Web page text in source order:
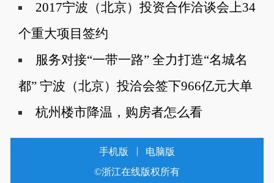
2017宁波（北京）投资合作洽谈会上34
个重大项目签约
服务对接“一带一路” 全力打造“名城名
都” 宁波（北京）投洽会签下966亿元大单
杭州楼市降温，购房者怎么看
手机版
电脑版
©浙江在线版权所有